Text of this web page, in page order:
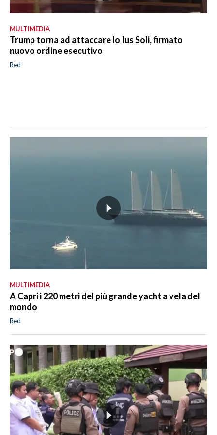
MULTIMEDIA
Trump torna ad attaccare lo Ius Soli, firmato
nuovo ordine esecutivo
Red
MULTIMEDIA
A Capri i 220 metri del più grande yacht a vela del
mondo
Red